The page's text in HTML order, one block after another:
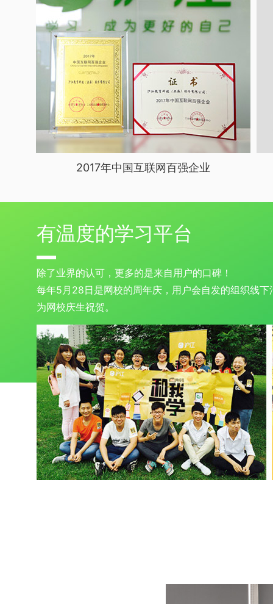
2017年中国互联网百强企业
有温度的学习平台
除了业界的认可，更多的是来自用户的口碑！
每年5月28日是网校的周年庆，用户会自发的组织线下
为网校庆生祝贺。